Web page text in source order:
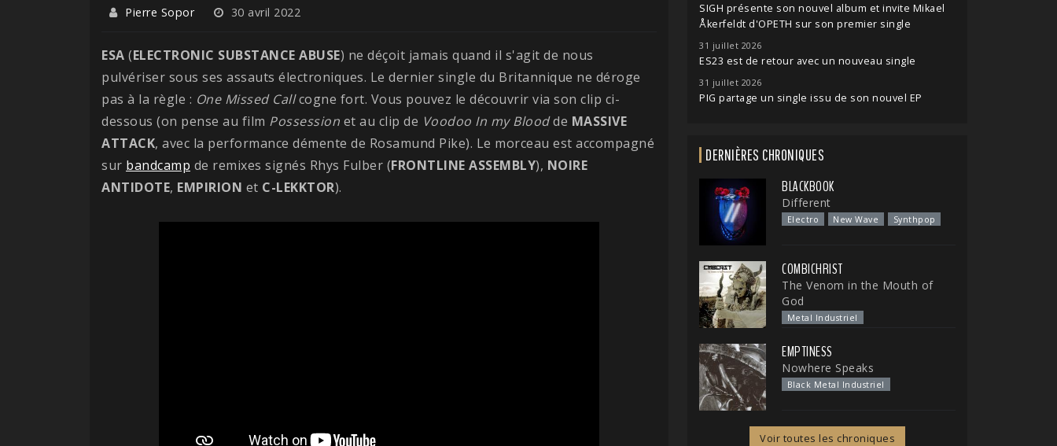
Pierre Sopor 30 avril 2022
ESA (ELECTRONIC SUBSTANCE ABUSE) ne déçoit jamais quand il s'agit de nous
pulvériser sous ses assauts électroniques. Le dernier single du Britannique ne déroge
pas à la règle : One Missed Callcogne fort. Vous pouvez le découvrir via son clip ci-
dessous (on pense au film Possession et au clip de Voodoo In my Bloodde MASSIVE
ATTACK, avec la performance démente de Rosamund Pike). Le morceau est accompagné
sur bandcamp de remixes signés Rhys Fulber (FRONTLINE ASSEMBLY), NOIRE
ANTIDOTE, EMPIRION et C-LEKKTOR).
SIGH présente son nouvel album et invite Mikael
Åkerfeldt d'OPETH sur son premier single
31 juillet 2026
ES23 est de retour avec un nouveau single
31 juillet 2026
PIG partage un single issu de son nouvel EP
DERNIÈRES CHRONIQUES
BLACKBOOK
Different
Electro New Wave Synthpop
COMBICHRIST
The Venom in the Mouth of
God
Metal Industriel
EMPTINESS
Nowhere Speaks
Black Metal Industriel
Voir toutes les chroniques